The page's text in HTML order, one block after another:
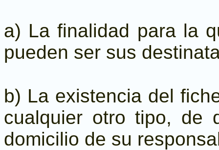
a) La finalidad para la
pueden ser sus
b) La existencia del
cualquier otro tipo, de
domicilio de su